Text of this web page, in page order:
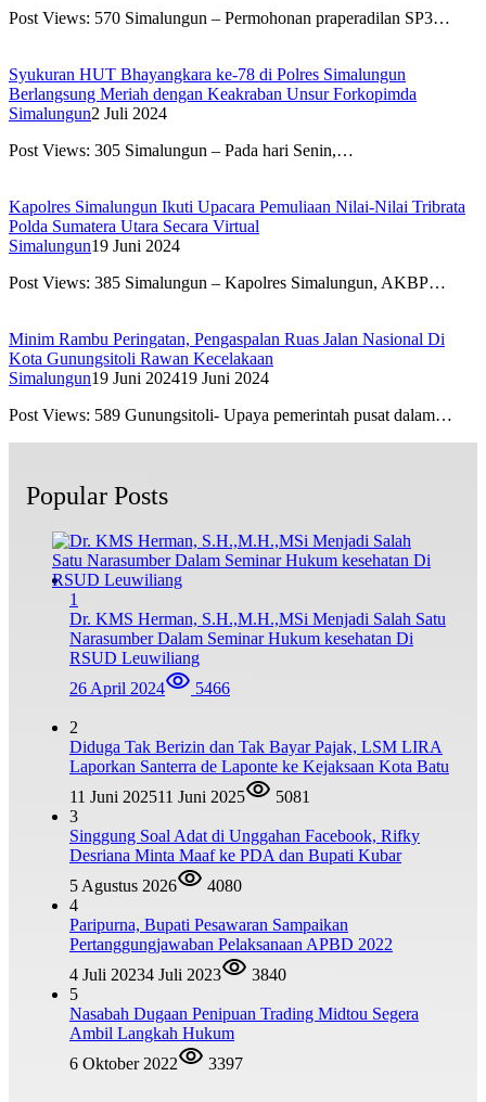
Post Views: 570 Simalungun – Permohonan praperadilan SP3…
Syukuran HUT Bhayangkara ke-78 di Polres Simalungun
Berlangsung Meriah dengan Keakraban Unsur Forkopimda
Simalungun2 Juli 2024
Post Views: 305 Simalungun – Pada hari Senin,…
Kapolres Simalungun Ikuti Upacara Pemuliaan Nilai-Nilai Tribrata
Polda Sumatera Utara Secara Virtual
Simalungun19 Juni 2024
Post Views: 385 Simalungun – Kapolres Simalungun, AKBP…
Minim Rambu Peringatan, Pengaspalan Ruas Jalan Nasional Di
Kota Gunungsitoli Rawan Kecelakaan
Simalungun19 Juni 202419 Juni 2024
Post Views: 589 Gunungsitoli- Upaya pemerintah pusat dalam…
Popular Posts
1
Dr. KMS Herman, S.H.,M.H.,MSi Menjadi Salah Satu
Narasumber Dalam Seminar Hukum kesehatan Di
RSUD Leuwiliang
26 April 2024
5466
2
Diduga Tak Berizin dan Tak Bayar Pajak, LSM LIRA
Laporkan Santerra de Laponte ke Kejaksaan Kota Batu
11 Juni 202511 Juni 2025
5081
3
Singgung Soal Adat di Unggahan Facebook, Rifky
Desriana Minta Maaf ke PDA dan Bupati Kubar
5 Agustus 2026
4080
4
Paripurna, Bupati Pesawaran Sampaikan
Pertanggungjawaban Pelaksanaan APBD 2022
4 Juli 20234 Juli 2023
3840
5
Nasabah Dugaan Penipuan Trading Midtou Segera
Ambil Langkah Hukum
6 Oktober 2022
3397